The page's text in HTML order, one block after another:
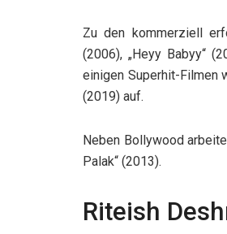
Zu den kommerziell
(2006), „Heyy Babyy“
einigen Superhit-Filmen
(2019) auf.
Neben Bollywood
Palak“ (2013).
Riteish